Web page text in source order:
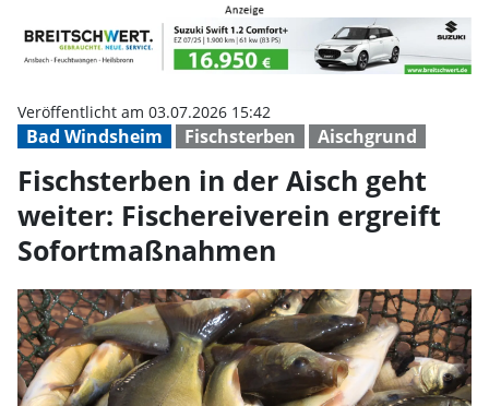
Fischsterben in der Aisch geht
Bad Windsheim Fischsterben Aischgrund
Veröffentlicht am 03.07.2026 15:42
Fischsterben in der Aisch geht
weiter: Fischereiverein ergreift
Sofortmaßnahmen